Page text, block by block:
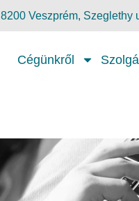
8200 Veszprém, Szeglethy
Cégünkről